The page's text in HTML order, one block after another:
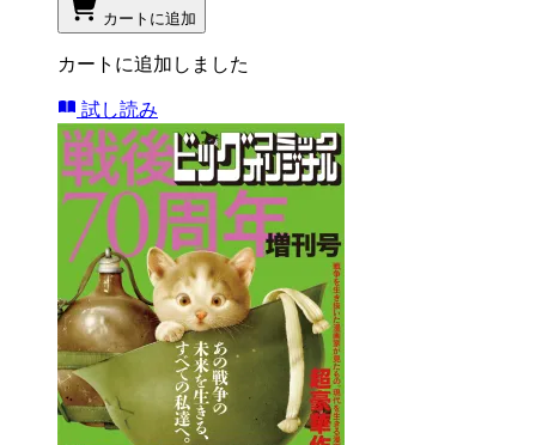
カートに追加
カートに追加しました
試し読み